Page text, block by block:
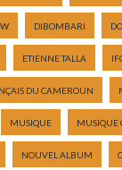
DIBOMBARI
ETIENNE TALLA
DU CAMEROUN
MUSIQUE MUSIQUE
NOUVEL ALBUM